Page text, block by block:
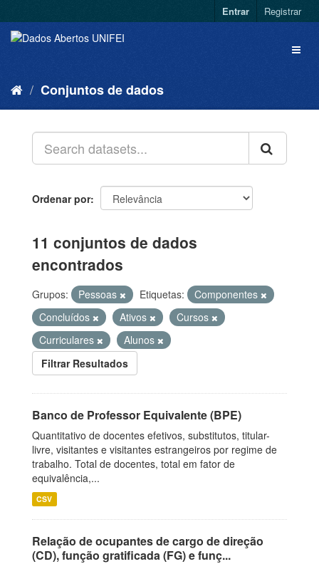
Entrar Registrar
Conjuntos de dados
Ordenar por
11 conjuntos de dados
encontrados
Grupos: Pessoas Etiquetas:
Componentes
Concluídos
Ativos
Cursos
Curriculares
Alunos
Filtrar Resultados
Banco de Professor Equivalente (BPE)
Quantitativo de docentes efetivos, substitutos, titular-
livre, visitantes e visitantes estrangeiros por regime de
trabalho. Total de docentes, total em fator de
equivalência,...
CSV
Relação de ocupantes de cargo de direção
(CD), função gratificada (FG) e funç...